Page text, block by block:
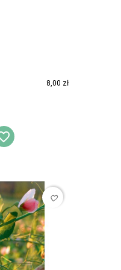
8,00 zł
DO
DODAJ DO
favorite_border